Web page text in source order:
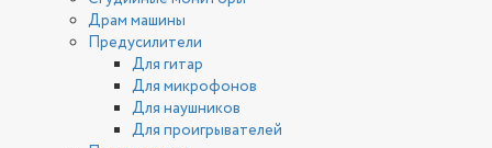
Драм машины
Предусилители
Для гитар
Для микрофонов
Для наушников
Для проигрывателей